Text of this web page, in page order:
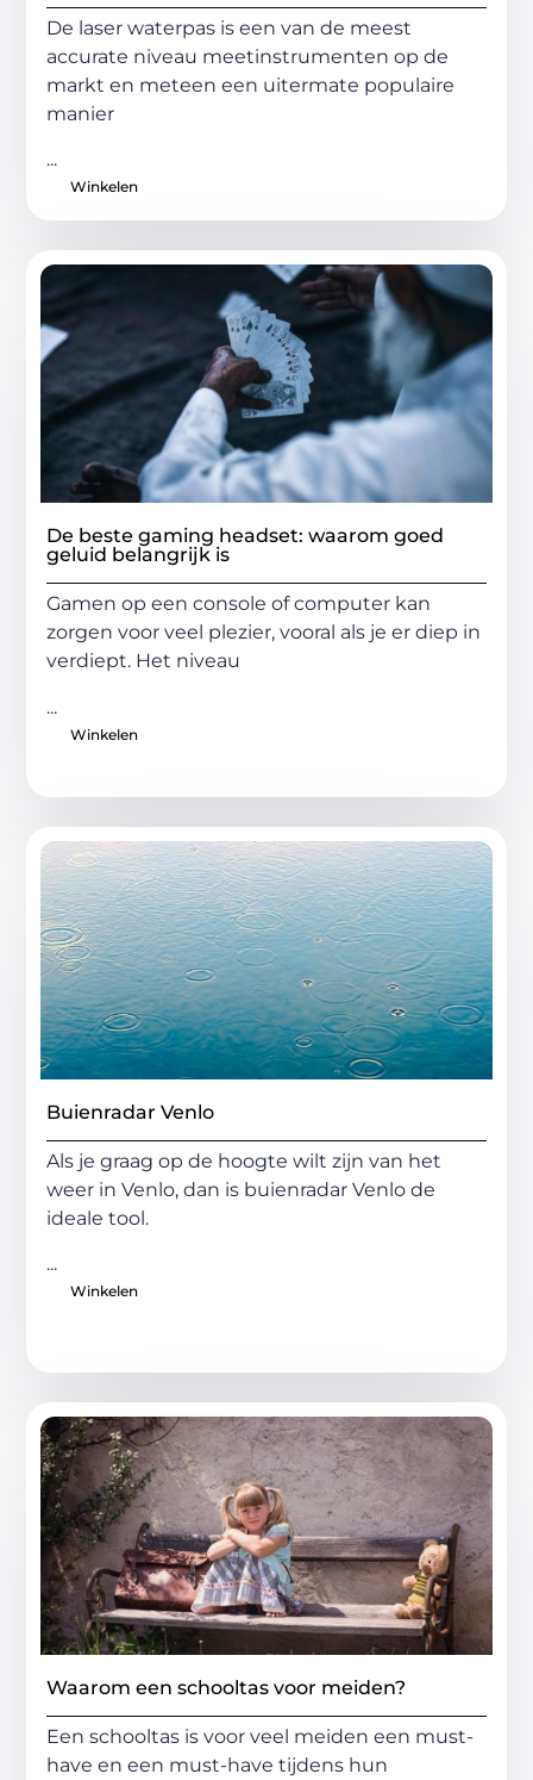
De laser waterpas is een van de meest
accurate niveau meetinstrumenten op de
markt en meteen een uitermate populaire
manier
...
Winkelen
De beste gaming headset: waarom goed
geluid belangrijk is
Gamen op een console of computer kan
zorgen voor veel plezier, vooral als je er diep in
verdiept. Het niveau
...
Winkelen
Buienradar Venlo
Als je graag op de hoogte wilt zijn van het
weer in Venlo, dan is buienradar Venlo de
ideale tool.
...
Winkelen
Waarom een schooltas voor meiden?
Een schooltas is voor veel meiden een must-
have en een must-have tijdens hun